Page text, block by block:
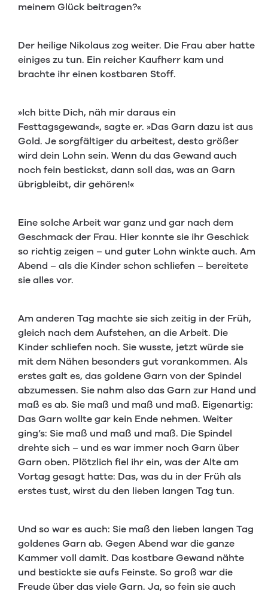
meinem Glück beitragen?«
Der heilige Nikolaus zog weiter. Die Frau aber hatte
einiges zu tun. Ein reicher Kaufherr kam und
brachte ihr einen kostbaren Stoff.
»Ich bitte Dich, näh mir daraus ein
Festtagsgewand«, sagte er. »Das Garn dazu ist aus
Gold. Je sorgfältiger du arbeitest, desto größer
wird dein Lohn sein. Wenn du das Gewand auch
noch fein bestickst, dann soll das, was an Garn
übrigbleibt, dir gehören!«
Eine solche Arbeit war ganz und gar nach dem
Geschmack der Frau. Hier konnte sie ihr Geschick
so richtig zeigen – und guter Lohn winkte auch. Am
Abend – als die Kinder schon schliefen – bereitete
sie alles vor.
Am anderen Tag machte sie sich zeitig in der Früh,
gleich nach dem Aufstehen, an die Arbeit. Die
Kinder schliefen noch. Sie wusste, jetzt würde sie
mit dem Nähen besonders gut vorankommen. Als
erstes galt es, das goldene Garn von der Spindel
abzumessen. Sie nahm also das Garn zur Hand und
maß es ab. Sie maß und maß und maß. Eigenartig:
Das Garn wollte gar kein Ende nehmen. Weiter
ging’s: Sie maß und maß und maß. Die Spindel
drehte sich – und es war immer noch Garn über
Garn oben. Plötzlich fiel ihr ein, was der Alte am
Vortag gesagt hatte: Das, was du in der Früh als
erstes tust, wirst du den lieben langen Tag tun.
Und so war es auch: Sie maß den lieben langen Tag
goldenes Garn ab. Gegen Abend war die ganze
Kammer voll damit. Das kostbare Gewand nähte
und bestickte sie aufs Feinste. So groß war die
Freude über das viele Garn. Ja, so fein sie auch